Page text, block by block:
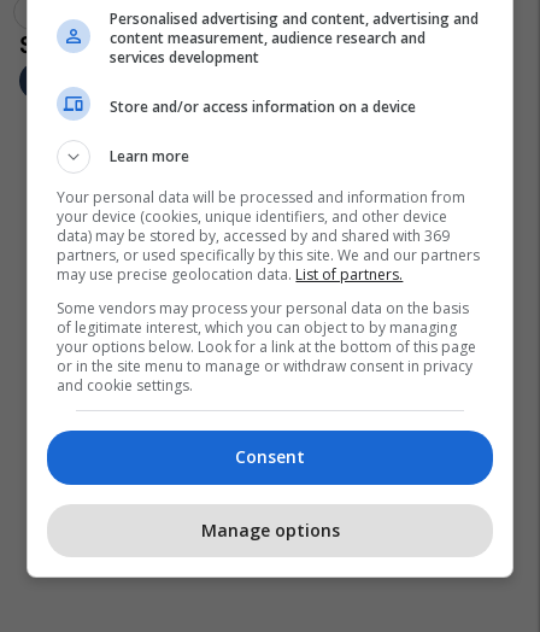
Ish-Jugosllavia Ali Ahmeti
Personalised advertising and content, advertising and
content measurement, audience research and
services development
Store and/or access information on a device
Learn more
Your personal data will be processed and information from
your device (cookies, unique identifiers, and other device
data) may be stored by, accessed by and shared with 369
partners, or used specifically by this site. We and our partners
may use precise geolocation data. List of partners.
Some vendors may process your personal data on the basis
of legitimate interest, which you can object to by managing
your options below. Look for a link at the bottom of this page
or in the site menu to manage or withdraw consent in privacy
and cookie settings.
Consent
Manage options